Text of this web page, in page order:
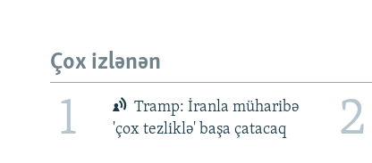
Çox izlənən
1
Tramp: İranla müharibə
'çox tezliklə' başa çatacaq
2